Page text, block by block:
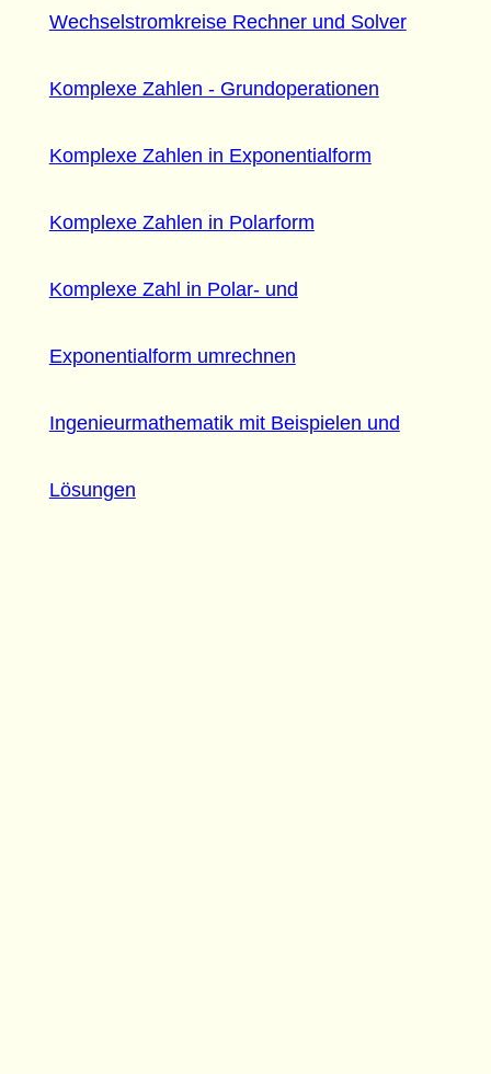
Wechselstromkreise Rechner und Solver
Komplexe Zahlen - Grundoperationen
Komplexe Zahlen in Exponentialform
Komplexe Zahlen in Polarform
Komplexe Zahl in Polar- und
Exponentialform umrechnen
Ingenieurmathematik mit Beispielen und
Lösungen